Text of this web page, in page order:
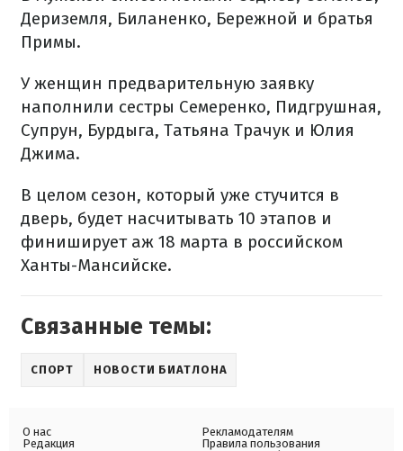
Дериземля, Биланенко, Бережной и братья
Примы.
У женщин предварительную заявку
наполнили сестры Семеренко, Пидгрушная,
Супрун, Бурдыга, Татьяна Трачук и Юлия
Джима.
В целом сезон, который уже стучится в
дверь, будет насчитывать 10 этапов и
финиширует аж 18 марта в российском
Ханты-Мансийске.
Связанные темы:
СПОРТ НОВОСТИ БИАТЛОНА
О нас
Редакция
Рекламодателям
Правила пользования